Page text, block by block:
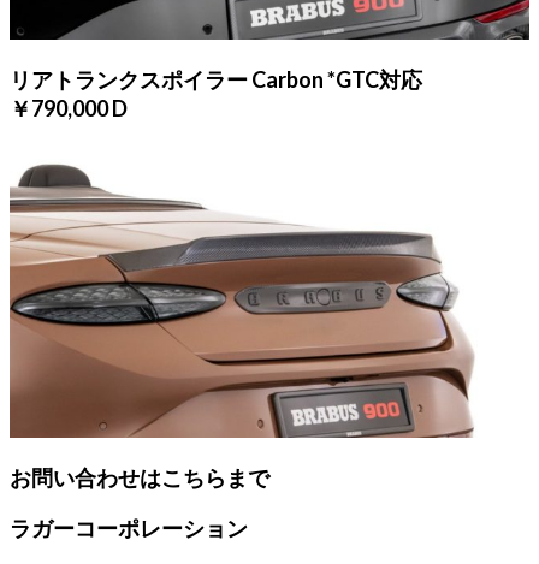
リアトランクスポイラー Carbon *GTC対応
￥790,000 D
お問い合わせはこちらまで
ラガーコーポレーション